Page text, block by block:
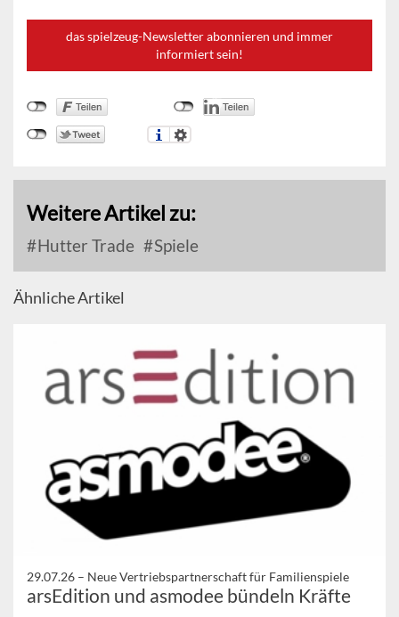
das spielzeug-Newsletter abonnieren und immer
informiert sein!
Weitere Artikel zu:
Hutter Trade Spiele
Ähnliche Artikel
29.07.26 – Neue Vertriebspartnerschaft für Familienspiele
arsEdition und asmodee bündeln Kräfte